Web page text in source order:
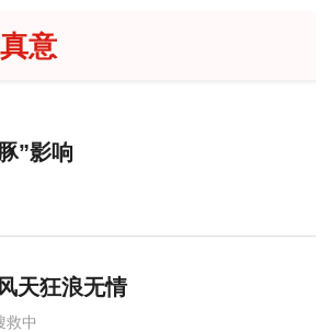
意
”影响
天狂浪无情
救中